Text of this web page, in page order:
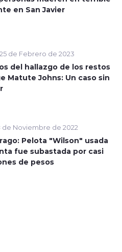
en San Javier
de Febrero de 2023
del hallazgo de los restos
Matute Johns: Un caso sin
de Noviembre de 2022
Pelota "Wilson" usada
fue subastada por casi
de pesos